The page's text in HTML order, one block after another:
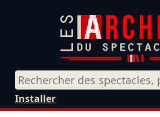
Installer